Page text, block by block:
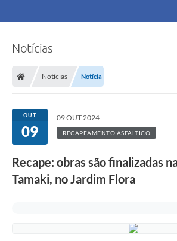
Notícias
Notícias Notícia
OUT
09
09 OUT 2024
RECAPEAMENTO ASFÁLTICO
Recape: obras são finalizadas
Tamaki, no Jardim Flora